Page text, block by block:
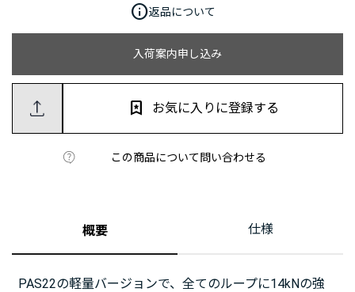
入荷案内申し込み
この商品について問い合わせる
お気に入りに登録する
info返品について
概要 仕様
PAS22の軽量バージョンで、全てのループに14kNの強